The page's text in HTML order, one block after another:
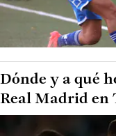
Dónde y a qué
Real Madrid en